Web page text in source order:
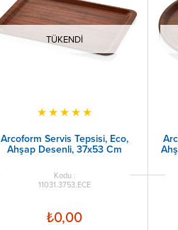
TÜKENDI
Arcoform Servis Tepsisi, Eco,
Ahşap Desenli, 37x53 Cm
★★★★★
11031.3753.ECE
₺0,00